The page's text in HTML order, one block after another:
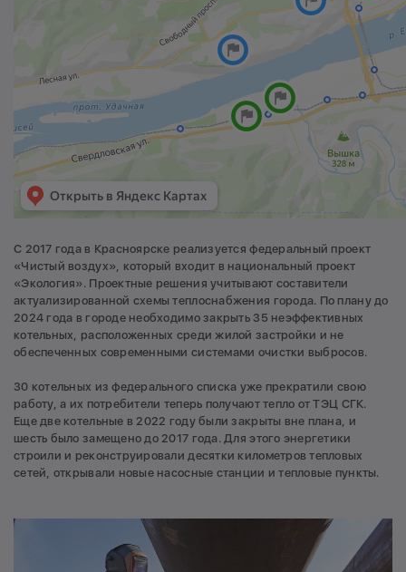
С 2017 года в Красноярске реализуется федеральный проект
«Чистый воздух», который входит в национальный проект
«Экология». Проектные решения учитывают составители
актуализированной схемы теплоснабжения города. По плану до
2024 года в городе необходимо закрыть 35 неэффективных
котельных, расположенных среди жилой застройки и не
обеспеченных современными системами очистки выбросов.
30 котельных из федерального списка уже прекратили свою
работу, а их потребители теперь получают тепло от ТЭЦ СГК.
Еще две котельные в 2022 году были закрыты вне плана, и
шесть было замещено до 2017 года. Для этого энергетики
строили и реконструировали десятки километров тепловых
сетей, открывали новые насосные станции и тепловые пункты.